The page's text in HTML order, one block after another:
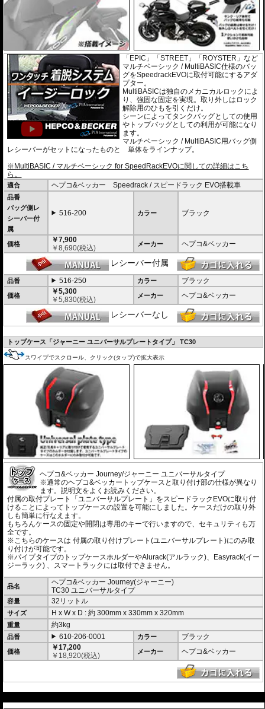
「EPIC」「STREET」「ROYSTER」など
マルチベーシック / MultiBASIC仕様のバッ
グをSpeedrackEVOに取付可能にするアダ
プター。
MultiBASICは独自のメカニカルロックによ
り、強固な固定を実現。取り外しはロック
解除用のひもを引くだけ。
シーンによってタンクバッグとしての使用
やトップバッグとしての利用が可能になり
ます。
マルチベーシック / MultiBASIC用バッグ側
レシーバーがセットになったものと 単体をラインナップ。
※MultiBASIC / マルチベーシック for SpeedRackEVOに関しての詳細はこち
ら。
適合 ヘプコ&ベッカー Speedrack / スピードラック EVO搭載車
品番
バッグ側レ
シーバー付
属
516-200 カラー ブラック
価格
￥7,900
￥8,690(税込) メーカー ヘプコ&ベッカー
レシーバー付属
品番 516-250 カラー ブラック
価格
￥5,300
￥5,830(税込) メーカー ヘプコ&ベッカー
レシーバーなし
トップケース「ジャーニー ユニバーサルプレートタイプ」 TC30
スワイプでスクロール、クリック(タップ)で拡大表示
ヘプコ&ベッカー Journey/ジャーニー ユニバーサルタイプ
※通常のヘプコ&ベッカートップケースと取り付け部の仕様が異なり
ます。説明文をよくお読みください。
付属の取付プレート「ユニバーサルプレート」をスピードラックEVOに取り付
けることによってトップケースの設置を可能にしました。ケースだけの取り外
しも簡単に行なえます。
もちろんケースの固定や開閉は専用のキーで行いますので、セキュリティも万
全です。
※こちらのケースは 付属の取り付けプレート(ユニバーサルプレート)にのみ取
り付けが可能です。
※パイプタイプのトップケースホルダーやAlurack(アルラック)、Easyrack(イー
ジーラック) 、スマートラックには取付できません。
品名
ヘプコ&ベッカー Journey(ジャーニー)
TC30 ユニバーサルタイプ
容量 32リットル
サイズ H x W x D : 約300mm x330mm x320mm
重量 約3kg
品番 610-206-0001 カラー ブラック
価格
￥17,200
￥ 18,920(税込) メーカー ヘプコ&ベッカー